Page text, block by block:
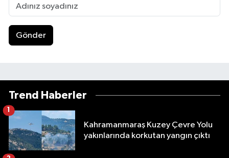
Gönder
Trend Haberler
Kahramanmaraş Kuzey Çevre Yolu
yakınlarında korkutan yangın çıktı
1